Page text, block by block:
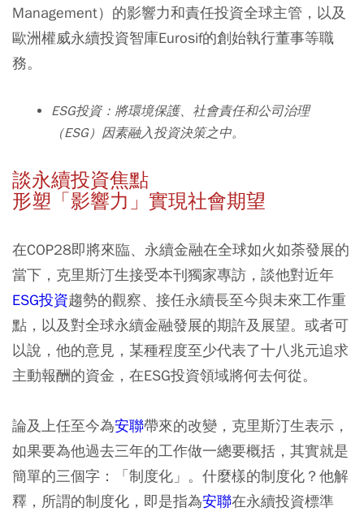
Management）的影響力和責任投資全球主管，以及
歐洲權威永續投資智庫Eurosif的創始執行董事等職
務。
ESG投資：將環境保護、社會責任和公司治理
（ESG）因素融入投資決策之中。
談永續投資焦點
形塑「影響力」實現社會期望
在COP28即將來臨、永續金融在全球如火如荼發展的
當下，克里斯汀生接受本刊獨家專訪，談他對近年
ESG投資趨勢的觀察、接任永續長至今與未來工作重
點，以及對全球永續金融發展的期許及展望。或者可
以說，他的意見，某種程度至少代表了十八兆元追求
主動報酬的資金，在ESG投資領域將何去何從。
論及上任至今為安聯帶來的改變，克里斯汀生表示，
如果要為他過去三年的工作做一總要概括，其實就是
簡單的三個字：「制度化」。什麼樣的制度化？他解
釋，所謂的制度化，即是指為安聯在永續投資標準